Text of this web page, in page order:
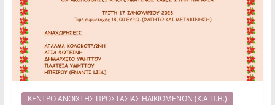
ΚΕΝΤΡΟ ΑΝΟΙΧΤΗΣ ΠΡΟΣΤΑΣΙΑΣ ΗΛΙΚΙΩΜΕΝΩΝ (Κ.Α.Π.Η.)